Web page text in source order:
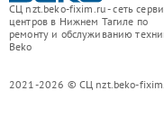
СЦ nzt.beko-fixim.ru - сеть
центров в Нижнем Тагиле по
ремонту и обслуживанию
Beko
2021-2026 © СЦ nzt.beko-